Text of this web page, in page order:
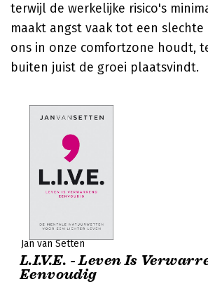
terwijl de werkelijke risico's
maakt angst vaak tot een slechte
ons in onze comfortzone houdt,
buiten juist de groei plaatsvindt.
Jan van Setten
L.I.V.E. - Leven Is
Eenvoudig